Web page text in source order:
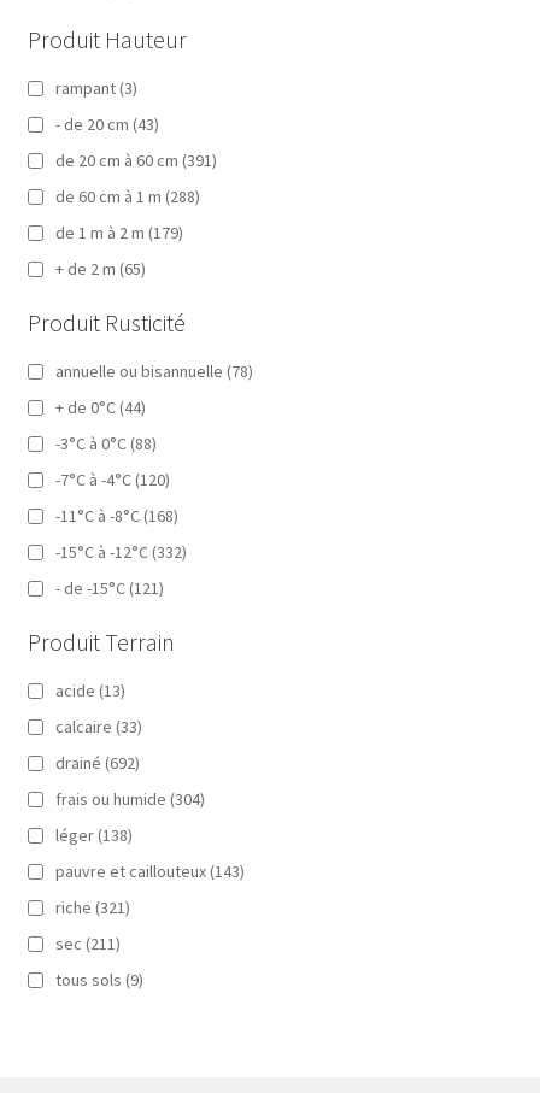
Produit Hauteur
rampant (3)
- de 20 cm (43)
de 20 cm à 60 cm (391)
de 60 cm à 1 m (288)
de 1 m à 2 m (179)
+ de 2 m (65)
Produit Rusticité
annuelle ou bisannuelle (78)
+ de 0°C (44)
-3°C à 0°C (88)
-7°C à -4°C (120)
-11°C à -8°C (168)
-15°C à -12°C (332)
- de -15°C (121)
Produit Terrain
acide (13)
calcaire (33)
drainé (692)
frais ou humide (304)
léger (138)
pauvre et caillouteux (143)
riche (321)
sec (211)
tous sols (9)